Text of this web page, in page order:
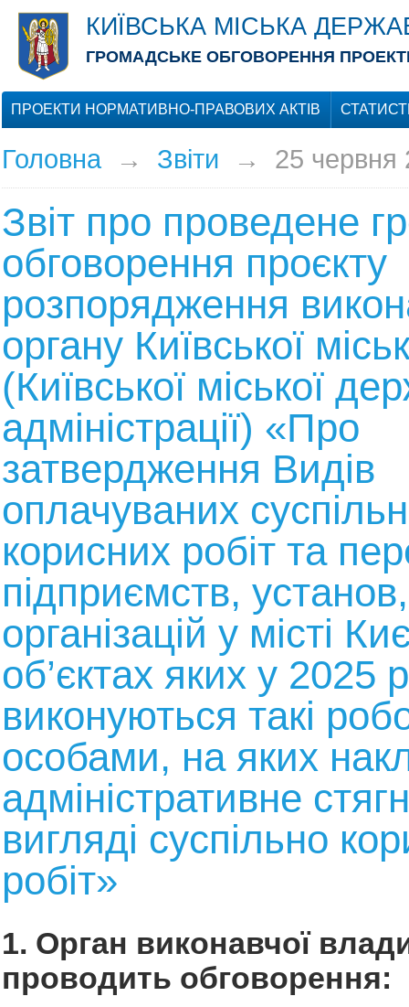
КИЇВСЬКА МІСЬКА
ГРОМАДСЬКЕ ОБГОВОРЕННЯ
ПРОЕКТИ НОРМАТИВНО-ПРАВОВИХ АКТІВ
Головна→ Звіти → 25 червня
Звіт про проведене
обговорення проєкту
розпорядження
органу Київської
(Київської міської
адміністрації) «Про
затвердження Видів
оплачуваних
корисних робіт та
підприємств, установ,
організацій у місті
об’єктах яких у 2025
виконуються такі
особами, на яких
адміністративне
вигляді суспільно
робіт»
1. Орган виконавчої
проводить обговорення: